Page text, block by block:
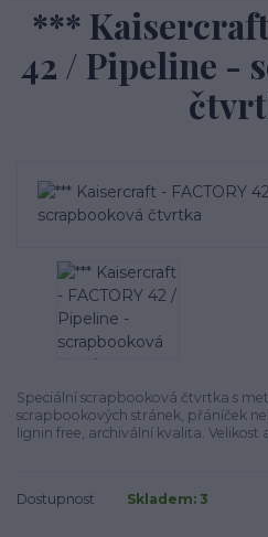
***
42 / Pipeline -
Speciální scrapbooková čtvrtka s
scrapbookových stránek, přáníček
lignin free, archivální kvalita. Velikost
Dostupnost Skladem: 3